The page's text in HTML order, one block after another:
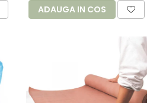
ADAUGA IN COS